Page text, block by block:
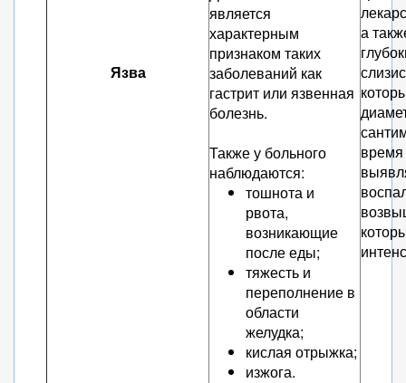
Язва
является
характерным
признаком таких
заболеваний как
гастрит или язвенная
болезнь.
Также у больного
наблюдаются:
тошнота и
рвота,
возникающие
после еды;
тяжесть и
переполнение в
области
желудка;
кислая отрыжка;
изжога.
а